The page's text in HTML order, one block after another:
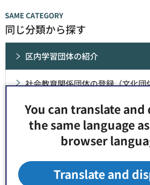
You can translate and
the same language
browser
Translate and
同じ分類から探す
区内学習団体の紹介
社会教育関係団体の登録（文化団
1.絵画
3.書道